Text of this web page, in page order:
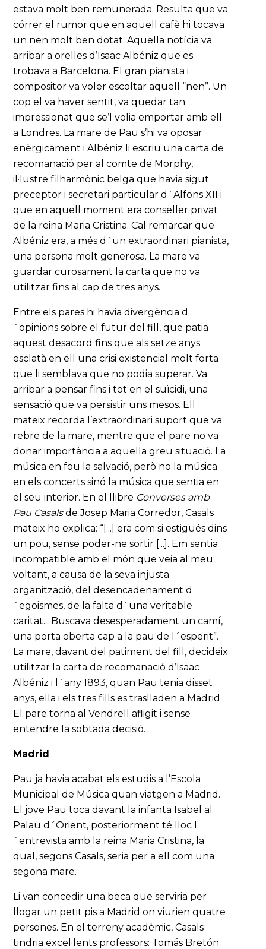
estava molt ben remunerada. Resulta que va
córrer el rumor que en aquell cafè hi tocava
un nen molt ben dotat. Aquella notícia va
arribar a orelles d’Isaac Albéniz que es
trobava a Barcelona. El gran pianista i
compositor va voler escoltar aquell “nen”. Un
cop el va haver sentit, va quedar tan
impressionat que se’l volia emportar amb ell
a Londres. La mare de Pau s’hi va oposar
enèrgicament i Albéniz li escriu una carta de
recomanació per al comte de Morphy,
il·lustre filharmònic belga que havia sigut
preceptor i secretari particular d´Alfons XII i
que en aquell moment era conseller privat
de la reina Maria Cristina. Cal remarcar que
Albéniz era, a més d´un extraordinari pianista,
una persona molt generosa. La mare va
guardar curosament la carta que no va
utilitzar fins al cap de tres anys.
Entre els pares hi havia divergència d
´opinions sobre el futur del fill, que patia
aquest desacord fins que als setze anys
esclatà en ell una crisi existencial molt forta
que li semblava que no podia superar. Va
arribar a pensar fins i tot en el suïcidi, una
sensació que va persistir uns mesos. Ell
mateix recorda l’extraordinari suport que va
rebre de la mare, mentre que el pare no va
donar importància a aquella greu situació. La
música en fou la salvació, però no la música
en els concerts sinó la música que sentia en
el seu interior. En el llibre Converses amb
Pau Casalsde Josep Maria Corredor, Casals
mateix ho explica: “[...] era com si estigués dins
un pou, sense poder-ne sortir [...]. Em sentia
incompatible amb el món que veia al meu
voltant, a causa de la seva injusta
organització, del desencadenament d
´egoismes, de la falta d´una veritable
caritat... Buscava desesperadament un camí,
una porta oberta cap a la pau de l´esperit”.
La mare, davant del patiment del fill, decideix
utilitzar la carta de recomanació d’Isaac
Albéniz i l´any 1893, quan Pau tenia disset
anys, ella i els tres fills es traslladen a Madrid.
El pare torna al Vendrell afligit i sense
entendre la sobtada decisió.
Madrid
Pau ja havia acabat els estudis a l’Escola
Municipal de Música quan viatgen a Madrid.
El jove Pau toca davant la infanta Isabel al
Palau d´Orient, posteriorment té lloc l
´entrevista amb la reina Maria Cristina, la
qual, segons Casals, seria per a ell com una
segona mare.
Li van concedir una beca que serviria per
llogar un petit pis a Madrid on viurien quatre
persones. En el terreny acadèmic, Casals
tindria excel·lents professors: Tomás Bretón